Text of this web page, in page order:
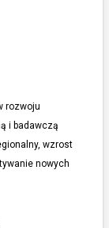
rozwoju
i badawczą
wzrost
nowych